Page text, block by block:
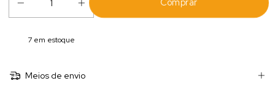
7 em estoque
Meios de envio